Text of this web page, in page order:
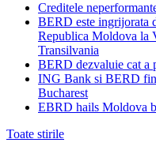
Creditele
BERD este ingrijorata
Republica Moldova la
Transilvania
BERD dezvaluie cat a
ING Bank si BERD
Bucharest
EBRD hails Moldova
Toate stirile